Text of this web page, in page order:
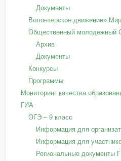
Документы
Волонтерское движение»
Общественный молодежный
Архив
Документы
Конкурсы
Программы
Мониторинг качества
ГИА
ОГЭ – 9 класс
Информация для
Информация для
Региональные документы